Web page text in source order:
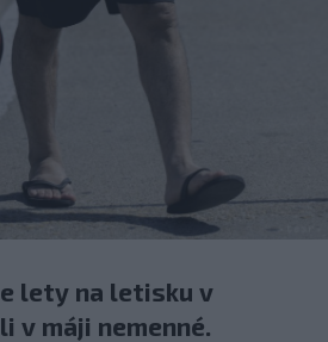
lety na letisku v
v máji nemenné.